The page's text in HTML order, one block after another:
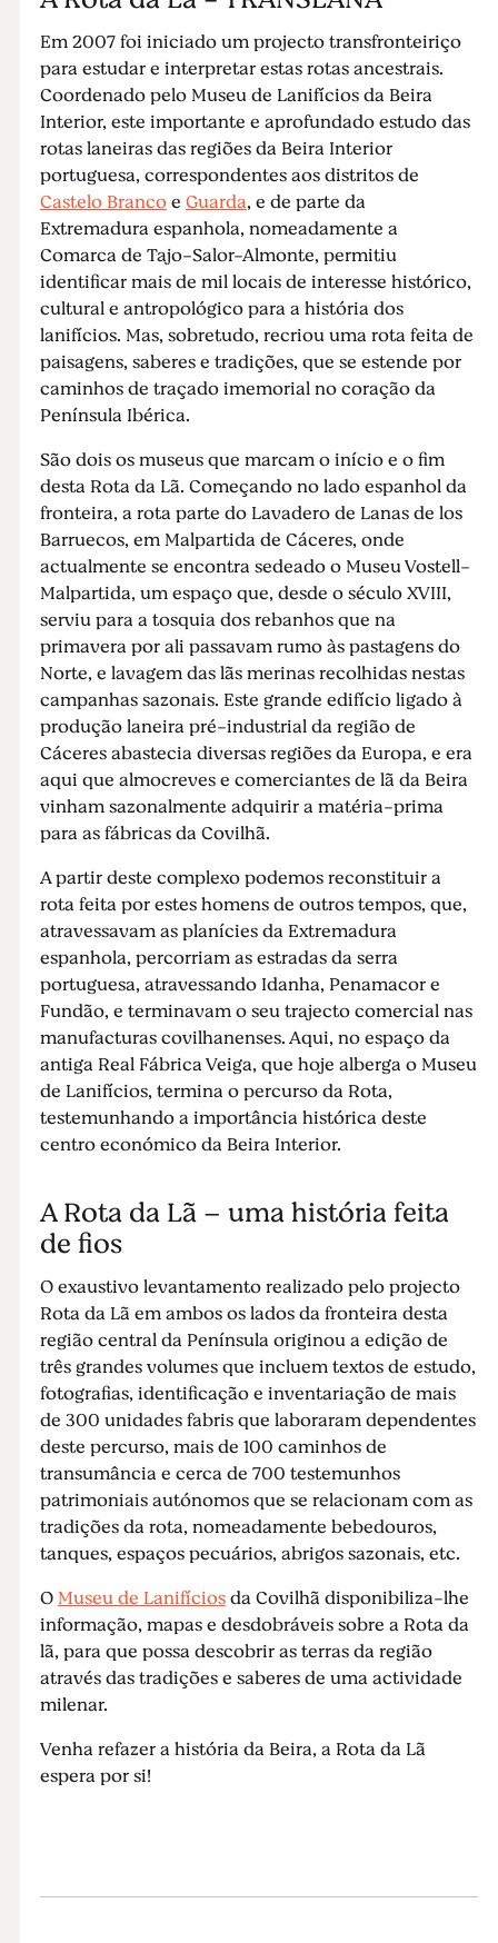
Em 2007 foi iniciado um projecto transfronteiriço
para estudar e interpretar estas rotas ancestrais.
Coordenado pelo Museu de Lanifícios da Beira
Interior, este importante e aprofundado estudo das
rotas laneiras das regiões da Beira Interior
portuguesa, correspondentes aos distritos de
Castelo BrancoeGuarda, e de parte da
Extremadura espanhola, nomeadamente a
Comarca de Tajo-Salor-Almonte, permitiu
identificar mais de mil locais de interesse histórico,
cultural e antropológico para a história dos
lanifícios. Mas, sobretudo, recriou uma rota feita de
paisagens, saberes e tradições, que se estende por
caminhos de traçado imemorial no coração da
Península Ibérica.
São dois os museus que marcam o início e o fim
desta Rota da Lã. Começando no lado espanhol da
fronteira, a rota parte do Lavadero de Lanas de los
Barruecos, em Malpartida de Cáceres, onde
actualmente se encontra sedeado o Museu Vostell-
Malpartida, um espaço que, desde o século XVIII,
serviu para a tosquia dos rebanhos que na
primavera por ali passavam rumo às pastagens do
Norte, e lavagem das lãs merinas recolhidas nestas
campanhas sazonais. Este grande edifício ligado à
produção laneira pré-industrial da região de
Cáceres abastecia diversas regiões da Europa, e era
aqui que almocreves e comerciantes de lã da Beira
vinham sazonalmente adquirir a matéria-prima
para as fábricas da Covilhã.
A partir deste complexo podemos reconstituir a
rota feita por estes homens de outros tempos, que,
atravessavam as planícies da Extremadura
espanhola, percorriam as estradas da serra
portuguesa, atravessando Idanha, Penamacor e
Fundão, e terminavam o seu trajecto comercial nas
manufacturas covilhanenses. Aqui, no espaço da
antiga Real Fábrica Veiga, que hoje alberga o Museu
de Lanifícios, termina o percurso da Rota,
testemunhando a importância histórica deste
centro económico da Beira Interior.
A Rota da Lã – uma história feita
de fios
O exaustivo levantamento realizado pelo projecto
Rota da Lã em ambos os lados da fronteira desta
região central da Península originou a edição de
três grandes volumes que incluem textos de estudo,
fotografias, identificação e inventariação de mais
de 300 unidades fabris que laboraram dependentes
deste percurso, mais de 100 caminhos de
transumância e cerca de 700 testemunhos
patrimoniais autónomos que se relacionam com as
tradições da rota, nomeadamente bebedouros,
tanques, espaços pecuários, abrigos sazonais, etc.
OMuseu de Lanifíciosda Covilhã disponibiliza-lhe
informação, mapas e desdobráveis sobre a Rota da
lã, para que possa descobrir as terras da região
através das tradições e saberes de uma actividade
milenar.
Venha refazer a história da Beira, a Rota da Lã
espera por si!